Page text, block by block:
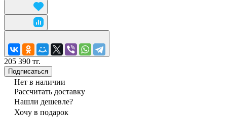
205 390 тг.
Подписаться
Нет в наличии
Рассчитать доставку
Нашли дешевле?
Хочу в подарок